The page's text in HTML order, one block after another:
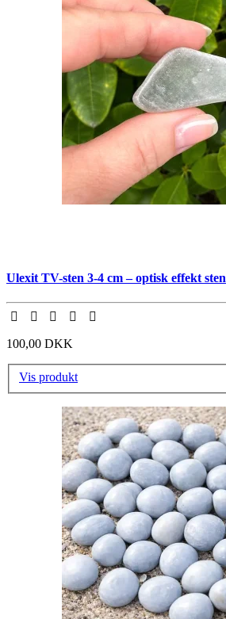
Ulexit TV-sten 3-4 cm – optisk effekt sten
100,00 DKK
Vis produkt